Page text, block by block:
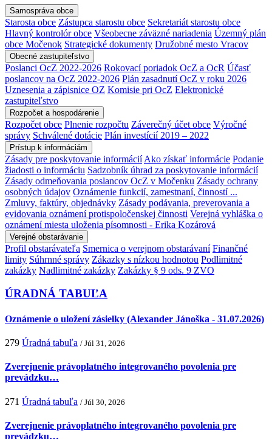
Samospráva obce
Starosta obce Zástupca starostu obce Sekretariát starostu obce
Hlavný kontrolór obce Všeobecne záväzné nariadenia Územný plán
obce Močenok Strategické dokumenty Družobné mesto Vracov
Obecné zastupiteľstvo
Poslanci OcZ 2022-2026 Rokovací poriadok OcZ a OcR Účasť
poslancov na OcZ 2022-2026 Plán zasadnutí OcZ v roku 2026
Uznesenia a zápisnice OZ Komisie pri OcZ Elektronické
zastupiteľstvo
Rozpočet a hospodárenie
Rozpočet obce Plnenie rozpočtu Záverečný účet obce Výročné
správy Schválené dotácie Plán investícií 2019 – 2022
Prístup k informáciám
Zásady pre poskytovanie informácií Ako získať informácie Podanie
žiadosti o informáciu Sadzobník úhrad za poskytovanie informácií
Zásady odmeňovania poslancov OcZ v Močenku Zásady ochrany
osobných údajov Oznámenie funkcií, zamestnaní, činností ...
Zmluvy, faktúry, objednávky Zásady podávania, preverovania a
evidovania oznámení protispoločenskej činnosti Verejná vyhláška o
oznámení miesta uloženia písomnosti - Erika Kozárová
Verejné obstarávanie
Profil obstarávateľa Smernica o verejnom obstarávaní Finančné
limity Súhrnné správy Zákazky s nízkou hodnotou Podlimitné
zakázky Nadlimitné zakázky Zakázky § 9 ods. 9 ZVO
ÚRADNÁ TABUĽA
Oznámenie o uložení zásielky (Alexander Jánoška - 31.07.2026)
279 Úradná tabuľa / Júl 31, 2026
Zverejnenie právoplatného integrovaného povolenia pre
prevádzku…
271 Úradná tabuľa / Júl 30, 2026
Zverejnenie právoplatného integrovaného povolenia pre
prevádzku…